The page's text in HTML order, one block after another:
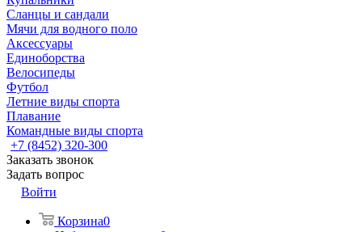
Сланцы и сандали
Мячи для водного поло
Аксессуары
Единоборства
Велосипеды
Футбол
Летние виды спорта
Плавание
Командные виды спорта
+7 (8452) 320-300
Заказать звонок
Задать вопрос
Войти
Корзина0